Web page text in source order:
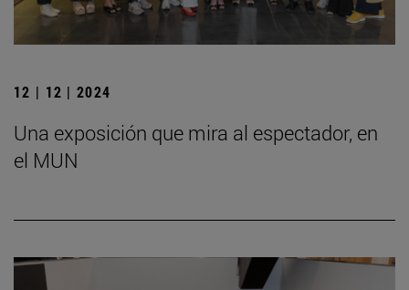
12 | 12 | 2024
Una exposición que mira al espectador, en
el MUN